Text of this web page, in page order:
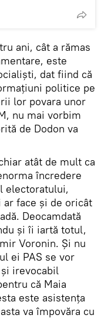
ani, cât a rămas
este
dat fiind că
politice pe
lor povara unor
nu mai vorbim
de Dodon va
atât de mult ca
încredere
electoratului,
face și de oricât
Deocamdată
și îi iartă totul,
Voronin. Și nu
ei PAS se vor
irevocabil
că Maia
este asistența
va împovăra cu